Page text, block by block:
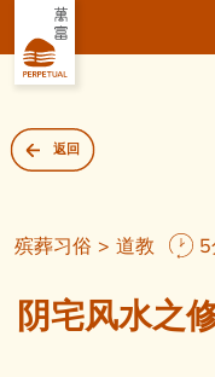
返回
殡葬习俗 > 道教 5
阴宅风水之